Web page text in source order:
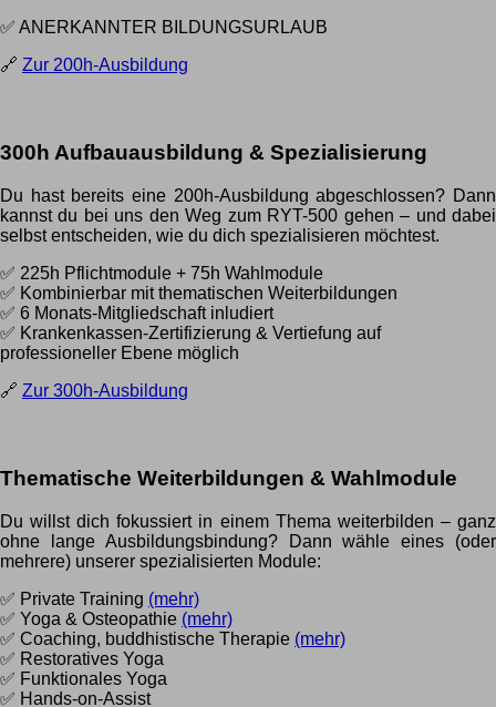
✅ ANERKANNTER BILDUNGSURLAUB
🔗 Zur 200h-Ausbildung
300h Aufbauausbildung & Spezialisierung
Du hast bereits eine 200h-Ausbildung abgeschlossen? Dann
kannst du bei uns den Weg zum RYT-500 gehen – und dabei
selbst entscheiden, wie du dich spezialisieren möchtest.
✅ 225h Pflichtmodule + 75h Wahlmodule
✅ Kombinierbar mit thematischen Weiterbildungen
✅ 6 Monats-Mitgliedschaft inludiert
✅ Krankenkassen-Zertifizierung & Vertiefung auf
professioneller Ebene möglich
🔗 Zur 300h-Ausbildung
Thematische Weiterbildungen & Wahlmodule
Du willst dich fokussiert in einem Thema weiterbilden – ganz
ohne lange Ausbildungsbindung? Dann wähle eines (oder
mehrere) unserer spezialisierten Module:
✅ Private Training (mehr)
✅ Yoga & Osteopathie (mehr)
✅ Coaching, buddhistische Therapie (mehr)
✅ Restoratives Yoga
✅ Funktionales Yoga
✅ Hands-on-Assist